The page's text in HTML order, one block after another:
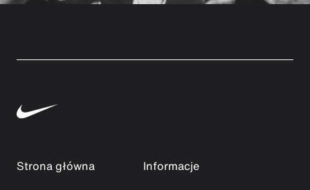
Strona główna
Informacje